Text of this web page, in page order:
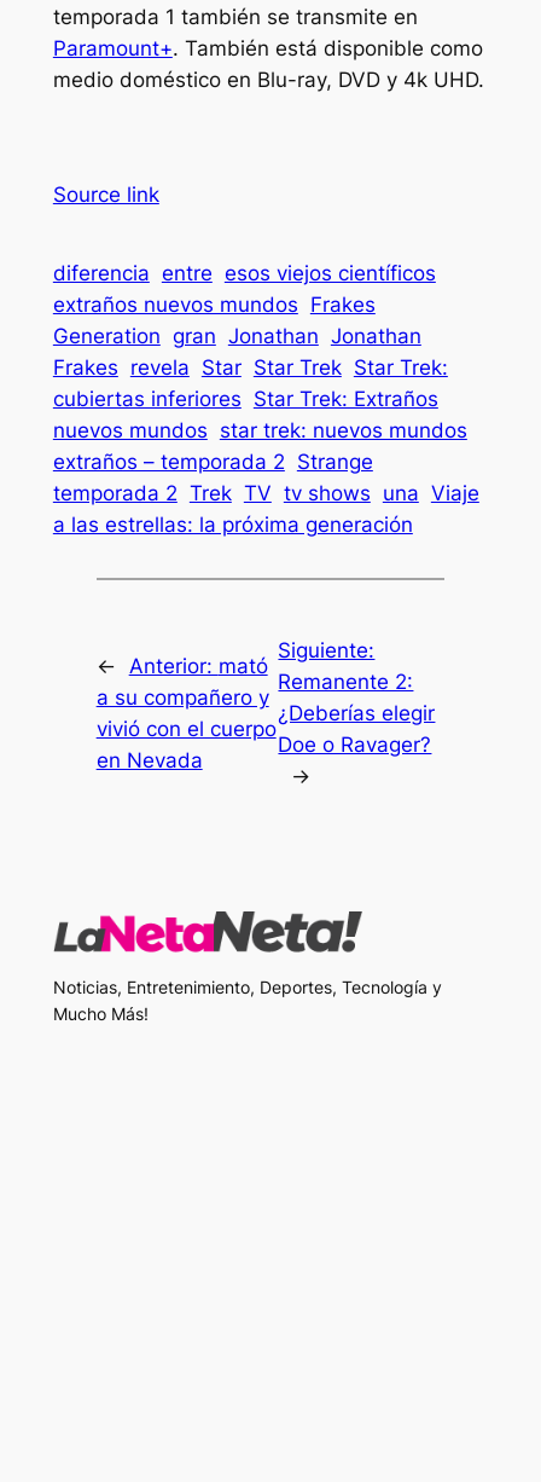
temporada 1 también se transmite en
Paramount+. También está disponible como
medio doméstico en Blu-ray, DVD y 4k UHD.
Source link
diferencia entre esos viejos científicos
extraños nuevos mundos Frakes
Generation gran Jonathan Jonathan
Frakes revela Star Star Trek Star Trek:
cubiertas inferiores Star Trek: Extraños
nuevos mundos star trek: nuevos mundos
extraños – temporada 2 Strange
temporada 2 Trek TV tv shows una Viaje
a las estrellas: la próxima generación
← Anterior: mató
a su compañero y
vivió con el cuerpo
en Nevada
Siguiente:
Remanente 2:
¿Deberías elegir
Doe o Ravager?
→
Noticias, Entretenimiento, Deportes, Tecnología y
Mucho Más!